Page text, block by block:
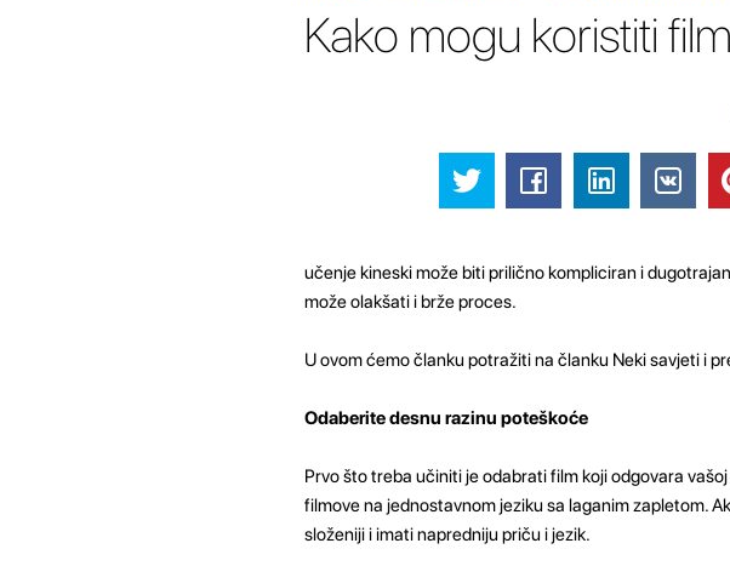
Kako mogu koristiti
učenje kineski može biti prilično kompliciran i
može olakšati i brže proces.
U ovom ćemo članku potražiti na članku Neki savjeti i
Odaberite desnu razinu poteškoće
Prvo što treba učiniti je odabrati film koji odgovara
filmove na jednostavnom jeziku sa laganim zapletom.
složeniji i imati napredniju priču i jezik.